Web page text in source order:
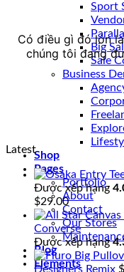
Sport
Big
Sale
Business
Shop
Pages
Portfolio
About
Contact
Our Stores
Blog
Elements
Có điều gì đó lớn
chúng tôi đang
Latest
Được xếp hạng
$29.00
Converse
Được xếp hạng
Designers Remix $